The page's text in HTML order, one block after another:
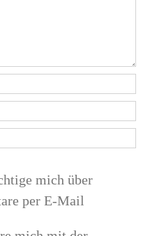
mich über
per E-Mail